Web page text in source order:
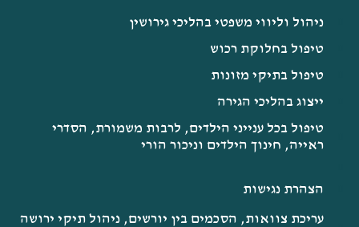
ניהול וליווי משפטי בהליכי גירושין
טיפול בחלוקת רכוש
טיפול בתיקי מזונות
ייצוג בהליכי הגירה
טיפול בכל ענייני הילדים, לרבות משמורת, הסדרי
ראייה, חינוך הילדים וניכור הורי​
הצהרת נגישות
עריכת צוואות, הסכמים בין יורשים, ניהול תיקי ירושה